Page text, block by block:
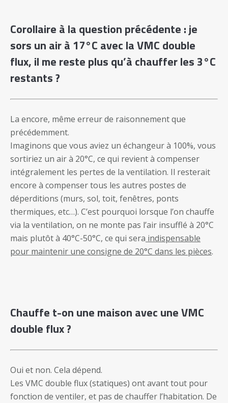
Corollaire à la question précédente : je
sors un air à 17°C avec la VMC double
flux, il me reste plus qu’à chauffer les 3°C
restants ?
La encore, même erreur de raisonnement que
précédemment.
Imaginons que vous aviez un échangeur à 100%, vous
sortiriez un air à 20°C, ce qui revient à compenser
intégralement les pertes de la ventilation. Il resterait
encore à compenser tous les autres postes de
déperditions (murs, sol, toit, fenêtres, ponts
thermiques, etc…). C’est pourquoi lorsque l’on chauffe
via la ventilation, on ne monte pas l’air insufflé à 20°C
mais plutôt à 40°C-50°C, ce qui sera indispensable
pour maintenir une consigne de 20°C dans les pièces.
Chauffe t-on une maison avec une VMC
double flux ?
Oui et non. Cela dépend.
Les VMC double flux (statiques) ont avant tout pour
fonction de ventiler, et pas de chauffer l’habitation. De